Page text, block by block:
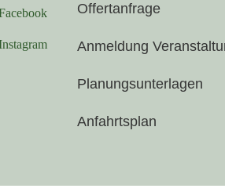
Offertanfrage
Anmeldung
Planungsunterlagen
Anfahrtsplan